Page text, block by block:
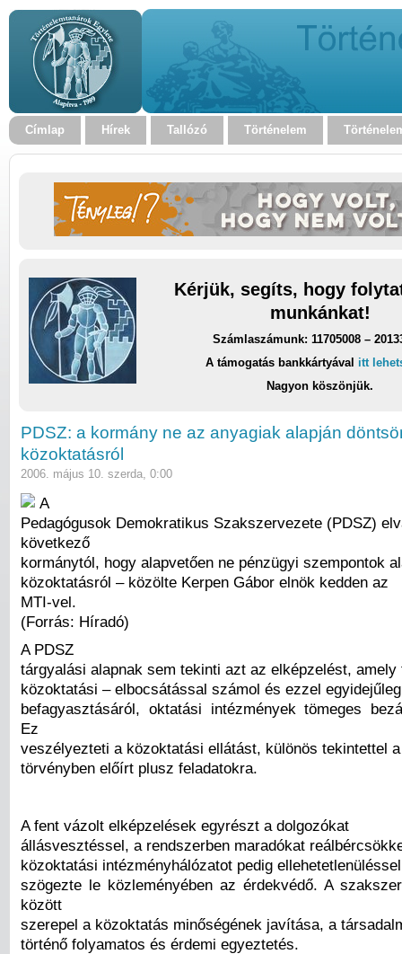
Címlap Hírek Tallózó Történelem
Kérjük, segíts, hogy
munkánkat!
Számlaszámunk: 11705008 –
A támogatás bankkártyával itt
Nagyon köszönjük.
PDSZ: a kormány ne az anyagiak alapján
közoktatásról
2006. május 10. szerda, 0:00
A
Pedagógusok Demokratikus Szakszervezete (PDSZ)
következő
kormánytól, hogy alapvetően ne pénzügyi szempontok
közoktatásról – közölte Kerpen Gábor elnök kedden az
MTI-vel.
(Forrás: Híradó)
A PDSZ
tárgyalási alapnak sem tekinti azt az elképzelést, amely
közoktatási – elbocsátással számol és ezzel
befagyasztásáról, oktatási intézmények tömeges
Ez
veszélyezteti a közoktatási ellátást, különös tekintettel
törvényben előírt plusz feladatokra.
A fent vázolt elképzelések egyrészt a dolgozókat
állásvesztéssel, a rendszerben maradókat
közoktatási intézményhálózatot pedig
szögezte le közleményében az érdekvédő. A
között
szerepel a közoktatás minőségének javítása, a
történő folyamatos és érdemi egyeztetés.